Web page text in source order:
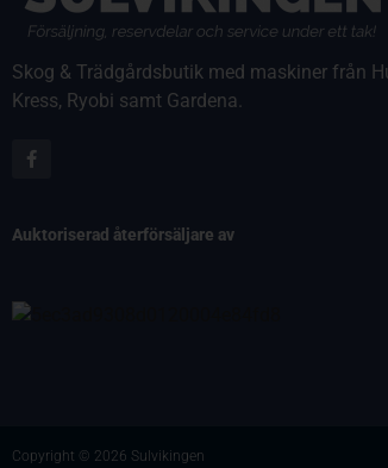
Skog & Trädgårdsbutik med maskiner från
Kress, Ryobi samt Gardena.
Auktoriserad återförsäljare av
Copyright © 2026 Sulvikingen